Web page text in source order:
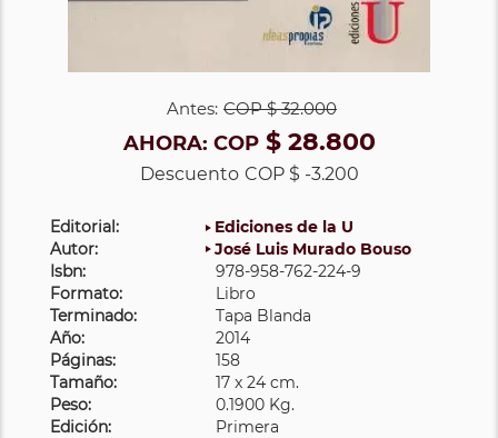
Antes: COP$ 32.000
AHORA: COP$ 28.800
Descuento COP $ -3.200
Editorial:
Ediciones de la U
Autor:
José Luis Murado Bouso
Isbn:
978-958-762-224-9
Formato:
Libro
Terminado:
Tapa Blanda
Año:
2014
Páginas:
158
Tamaño:
17 x 24 cm.
Peso:
0.1900 Kg.
Edición:
Primera